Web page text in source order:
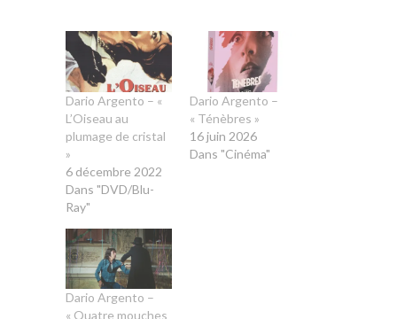
Dario Argento – «
L’Oiseau au
plumage de cristal
»
6 décembre 2022
Dans "DVD/Blu-
Ray"
Dario Argento –
« Ténèbres »
16 juin 2026
Dans "Cinéma"
Dario Argento –
« Quatre mouches